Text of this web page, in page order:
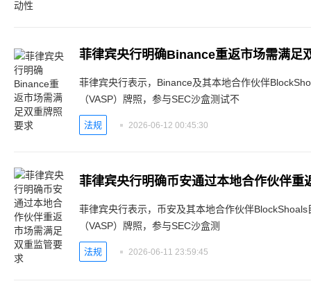
菲律宾央行明确Binance重返市场需满足
菲律宾央行表示，Binance及其本地合作伙伴
（VASP）牌照，参与SEC沙盒测试不
法规 2026-06-12 00:45:30
菲律宾央行明确币安通过本地合作伙伴重
菲律宾央行表示，币安及其本地合作伙伴
（VASP）牌照，参与SEC沙盒测
法规 2026-06-11 23:59:45